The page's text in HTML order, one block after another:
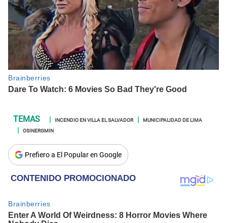
INCENDIO EN VILLA EL SALVADOR
MUNICIPALIDAD DE LIMA
OSINERGMIN
Prefiero a El Popular en Google